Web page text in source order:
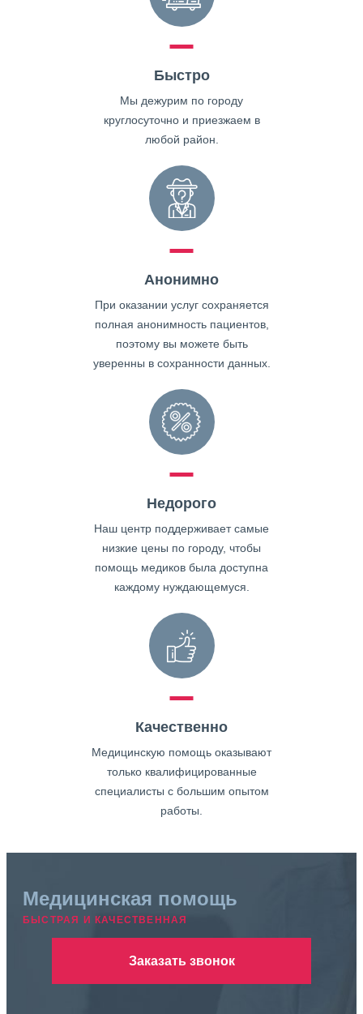
Быстро
Мы дежурим по городу
круглосуточно и приезжаем в
любой район.
Анонимно
При оказании услуг сохраняется
полная анонимность пациентов,
поэтому вы можете быть
уверенны в сохранности данных.
Недорого
Наш центр поддерживает самые
низкие цены по городу, чтобы
помощь медиков была доступна
каждому нуждающемуся.
Качественно
Медицинскую помощь оказывают
только квалифицированные
специалисты с большим опытом
работы.
Медицинская помощь
БЫСТРАЯ И КАЧЕСТВЕННАЯ
Заказать звонок